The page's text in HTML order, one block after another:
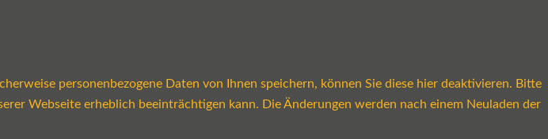
personenbezogene Daten von Ihnen speichern, können Sie diese hier deaktivieren. Bitte
Webseite erheblich beeinträchtigen kann. Die Änderungen werden nach einem Neuladen der